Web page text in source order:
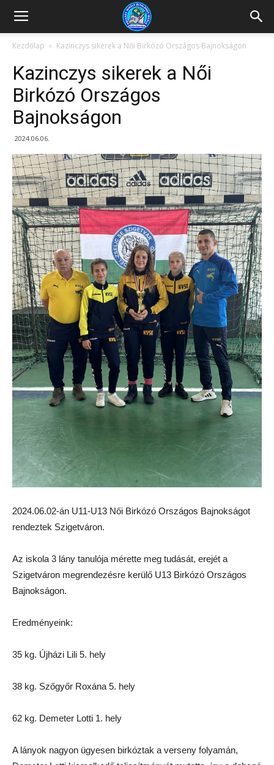
Kazincbarcikai
Pollack
Mihály
Általános
Iskola
Kezdőlap Kazinczys sikerek a Női Birkózó Országos Bajnokságon
Kazinczys sikerek a Női
Birkózó Országos
Bajnokságon
2024.06.06.
2024.06.02-án U11-U13 Női Birkózó Országos Bajnokságot
rendeztek Szigetváron.
Az iskola 3 lány tanulója mérette meg tudását, erejét a
Szigetváron megrendezésre kerülő U13 Birkózó Országos
Bajnokságon.
Eredményeink:
35 kg. Újházi Lili 5. hely
38 kg. Szőgyőr Roxána 5. hely
62 kg. Demeter Lotti 1. hely
A lányok nagyon ügyesen birkóztak a verseny folyamán,